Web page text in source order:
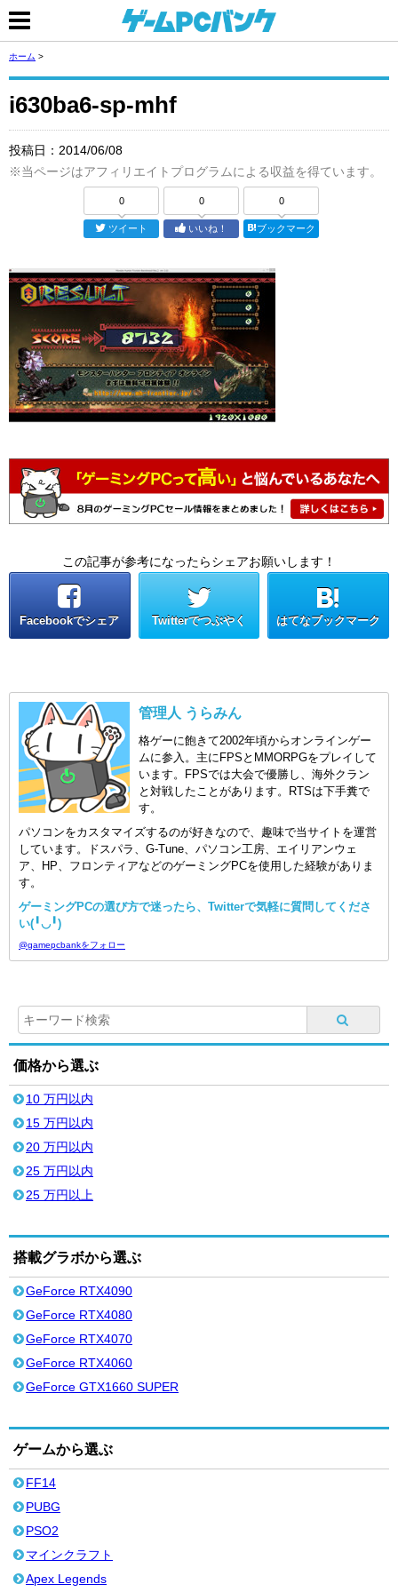
ホーム >
i630ba6-sp-mhf
投稿日： 2014/06/08
※当ページはアフィリエイトプログラムによる収益を得ています。
0
ツイート
0
いいね！
0
ブックマーク
この記事が参考になったらシェアお願いします！
Facebookでシェア Twitterでつぶやく はてなブックマーク
管理人 うらみん
格ゲーに飽きて2002年頃からオンラインゲー
ムに参入。主にFPSとMMORPGをプレイして
います。FPSでは大会で優勝し、海外クラン
と対戦したことがあります。RTSは下手糞で
す。
パソコンをカスタマイズするのが好きなので、趣味で当サイトを運営
しています。ドスパラ、G-Tune、パソコン工房、エイリアンウェ
ア、HP、フロンティアなどのゲーミングPCを使用した経験がありま
す。
ゲーミングPCの選び方で迷ったら、Twitterで気軽に質問してくださ
い(╹◡╹)
@gamepcbankをフォロー
価格から選ぶ
10 万円以内
15 万円以内
20 万円以内
25 万円以内
25 万円以上
搭載グラボから選ぶ
GeForce RTX4090
GeForce RTX4080
GeForce RTX4070
GeForce RTX4060
GeForce GTX1660 SUPER
ゲームから選ぶ
FF14
PUBG
PSO2
マインクラフト
Apex Legends